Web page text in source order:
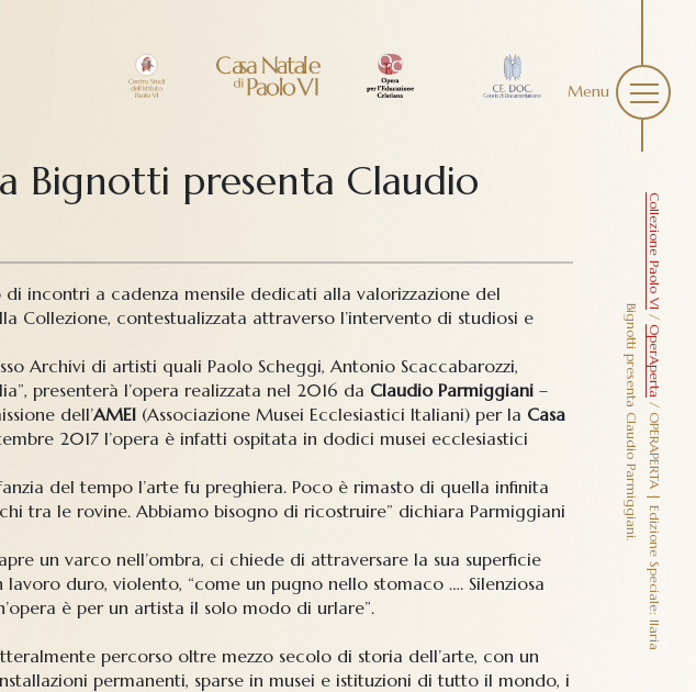
Menu
Collezione Paolo VI
/
OperAperta
/
O
P
E
R
A
P
E
R
T
A
|
E
d
i
z
i
o
n
e
S
p
e
c
i
a
l
e
:
I
l
a
r
i
a
Bi
g
n
o
t
t
i
p
r
e
s
e
n
t
a
C
l
a
u
d
i
o
P
a
r
m
i
g
g
i
a
n
i
.
Bignotti presenta Claudio
incontri a cadenza mensile dedicati alla valorizzazione del
Collezione, contestualizzata attraverso l’intervento di studiosi e
Archivi di artisti quali Paolo Scheggi, Antonio Scaccabarozzi,
presenterà l’opera realizzata nel 2016 da Claudio Parmiggiani –
dell’AMEI (Associazione Musei Ecclesiastici Italiani) per la Casa
2017 l’opera è infatti ospitata in dodici musei ecclesiastici
del tempo l’arte fu preghiera. Poco è rimasto di quella infinita
tra le rovine. Abbiamo bisogno di ricostruire” dichiara Parmiggiani
un varco nell’ombra, ci chiede di attraversare la sua superficie
duro, violento, “come un pugno nello stomaco …. Silenziosa
è per un artista il solo modo di urlare”.
percorso oltre mezzo secolo di storia dell’arte, con un
permanenti, sparse in musei e istituzioni di tutto il mondo, i